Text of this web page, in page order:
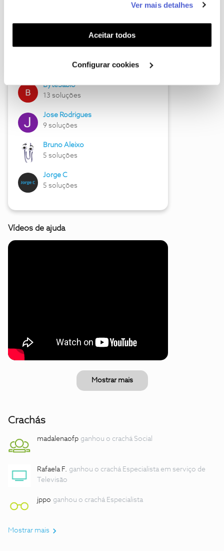
funcionalidades (cookies de personalização e
funcionalidade) e adaptar anúncios aos seus interesses
(cookies de publicidade personalizada). Pode gerir a
utilização dos cookies clicando em "Configurar
Ver mais detalhes
Aceitar todos
Configurar cookies
Hall of Fame de julho
17 soluções
ByteSábio
13 soluções
Jose Rodrigues
9 soluções
Bruno Aleixo
5 soluções
Jorge C
5 soluções
Vídeos de ajuda
Mostrar mais
Crachás
madalenaofp ganhou o crachá Social
Rafaela F. ganhou o crachá Especialista em serviço de
Televisão
jppo ganhou o crachá Especialista
Mostrar mais